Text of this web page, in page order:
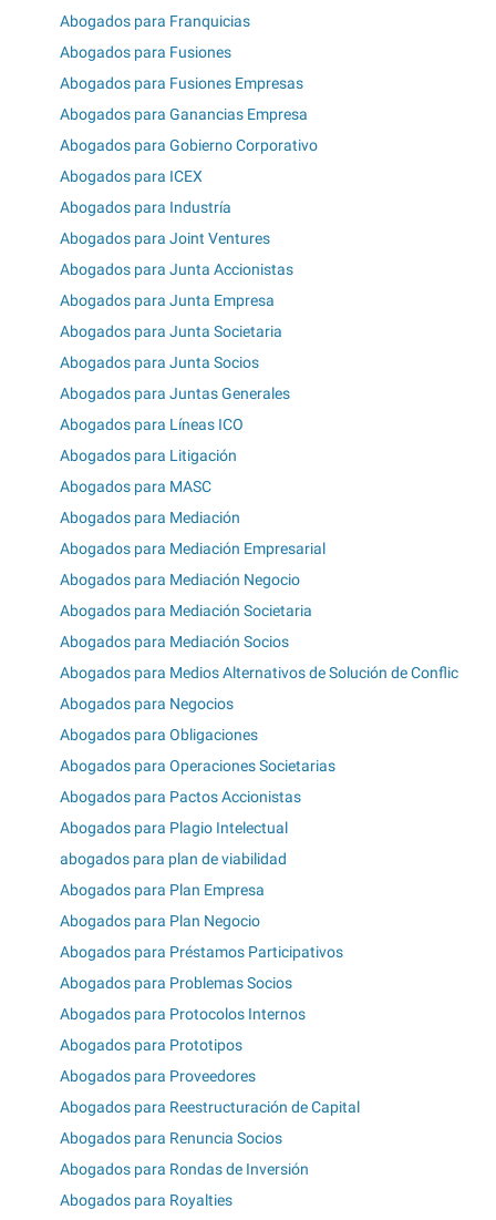
Abogados para Franquicias
Abogados para Fusiones
Abogados para Fusiones Empresas
Abogados para Ganancias Empresa
Abogados para Gobierno Corporativo
Abogados para ICEX
Abogados para Industría
Abogados para Joint Ventures
Abogados para Junta Accionistas
Abogados para Junta Empresa
Abogados para Junta Societaria
Abogados para Junta Socios
Abogados para Juntas Generales
Abogados para Líneas ICO
Abogados para Litigación
Abogados para MASC
Abogados para Mediación
Abogados para Mediación Empresarial
Abogados para Mediación Negocio
Abogados para Mediación Societaria
Abogados para Mediación Socios
Abogados para Medios Alternativos de Solución de Conflic
Abogados para Negocios
Abogados para Obligaciones
Abogados para Operaciones Societarias
Abogados para Pactos Accionistas
Abogados para Plagio Intelectual
abogados para plan de viabilidad
Abogados para Plan Empresa
Abogados para Plan Negocio
Abogados para Préstamos Participativos
Abogados para Problemas Socios
Abogados para Protocolos Internos
Abogados para Prototipos
Abogados para Proveedores
Abogados para Reestructuración de Capital
Abogados para Renuncia Socios
Abogados para Rondas de Inversión
Abogados para Royalties